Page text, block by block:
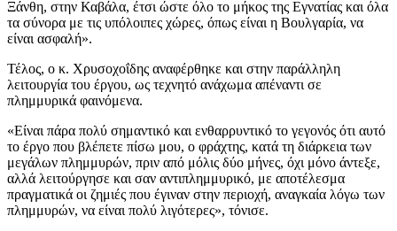
Ξάνθη, στην Καβάλα, έτσι ώστε όλο το μήκος της Εγνατίας και όλα
τα σύνορα με τις υπόλοιπες χώρες, όπως είναι η Βουλγαρία, να
είναι ασφαλή».
Τέλος, ο κ. Χρυσοχοΐδης αναφέρθηκε και στην παράλληλη
λειτουργία του έργου, ως τεχνητό ανάχωμα απέναντι σε
πλημμυρικά φαινόμενα.
«Είναι πάρα πολύ σημαντικό και ενθαρρυντικό το γεγονός ότι αυτό
το έργο που βλέπετε πίσω μου, ο φράχτης, κατά τη διάρκεια των
μεγάλων πλημμυρών, πριν από μόλις δύο μήνες, όχι μόνο άντεξε,
αλλά λειτούργησε και σαν αντιπλημμυρικό, με αποτέλεσμα
πραγματικά οι ζημιές που έγιναν στην περιοχή, αναγκαία λόγω των
πλημμυρών, να είναι πολύ λιγότερες», τόνισε.